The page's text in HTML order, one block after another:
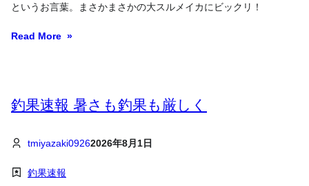
というお言葉。まさかまさかの大スルメイカにビックリ！
Read More
釣果速報 暑さも釣果も厳しく
tmiyazaki09262026年8月1日
釣果速報